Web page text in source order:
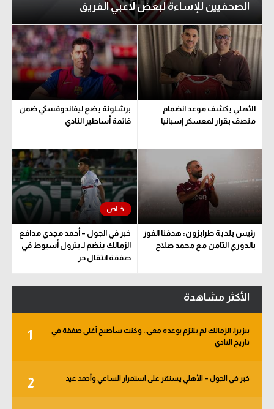
الصحفيين للإساءة لبعض لاعبي الفريق
الأهلي يكشف موعد انضمام
منصف بقرار لمعسكر إسبانيا
برشلونة يضع ليفاندوفسكي ضمن
قائمة أساطير النادي
رئيس بلدية طرابزون: هدفنا الفوز
بالدوري الثامن مع محمد صلاح
خبر في الجول – أحمد مجدي مدافع
الزمالك ينضم لـ بترول أسيوط في
صفقة انتقال حر
الأكثر مشاهدة
1
بيزيرا: الزمالك لم يلتزم بوعده معي.. وكنت سأصبح أغلى صفقة في
تاريخ النادي
2 خبر في الجول – الأهلي يستقر على استمرار الساعي وأحمد عيد